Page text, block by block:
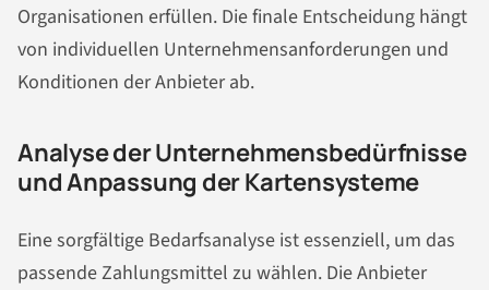
Organisationen erfüllen. Die finale Entscheidung hängt
von individuellen Unternehmensanforderungen und
Konditionen der Anbieter ab.
Analyse der Unternehmensbedürfnisse
und Anpassung der Kartensysteme
Eine sorgfältige Bedarfsanalyse ist essenziell, um das
passende Zahlungsmittel zu wählen. Die Anbieter